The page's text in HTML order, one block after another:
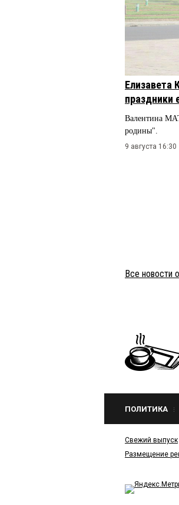
праздники
Валентина
родины".
9 августа 16:30
Все новости
ПОЛИТИКА
Свежий выпуск
Размещение